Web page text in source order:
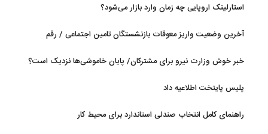
استارلینک اروپایی چه زمان وارد بازار می‌شود؟
آخرین وضعیت واریز معوقات بازنشستگان تامین اجتماعی / رقم
خبر خوش وزارت نیرو برای مشترکان/ پایان خاموشی‌ها نزدیک است؟
پلیس پایتخت اطلاعیه داد
راهنمای کامل انتخاب صندلی استاندارد برای محیط کار